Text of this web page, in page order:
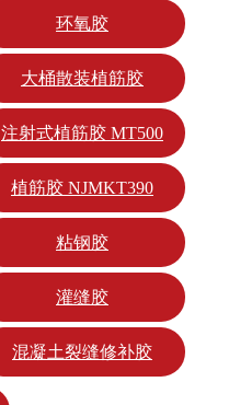
环氧胶
大桶散装植筋胶
注射式植筋胶 MT500
植筋胶 NJMKT390
粘钢胶
灌缝胶
混凝土裂缝修补胶